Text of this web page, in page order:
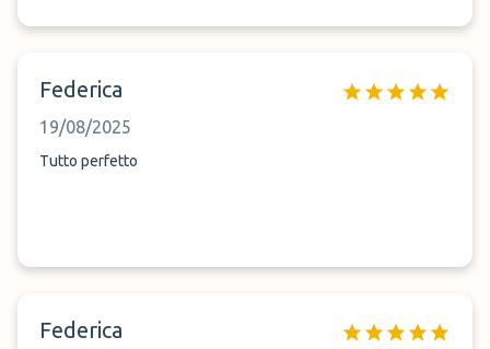
Federica
19/08/2025
Tutto perfetto
Federica